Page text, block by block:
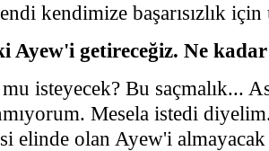
kendimize başarısızlık
Ayew'i getireceğiz. Ne
isteyecek? Bu saçmalık...
Mesela istedi
elinde olan Ayew'i almayacak